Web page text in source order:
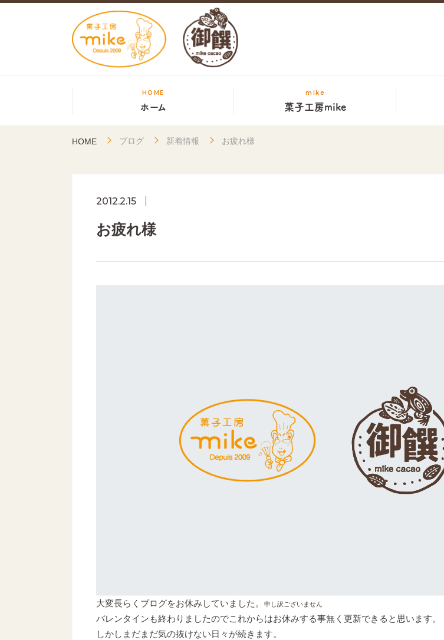
HOME
ホーム
mike
菓子工房mike
HOME ブログ 新着情報 お疲れ様
2012.2.15
お疲れ様
大変長らくブログをお休みしていました。 申し訳ございません
バレンタインも終わりましたのでこれからはお休みする事無く更新できると思います。
しかしまだまだ気の抜けない日々が続きます。